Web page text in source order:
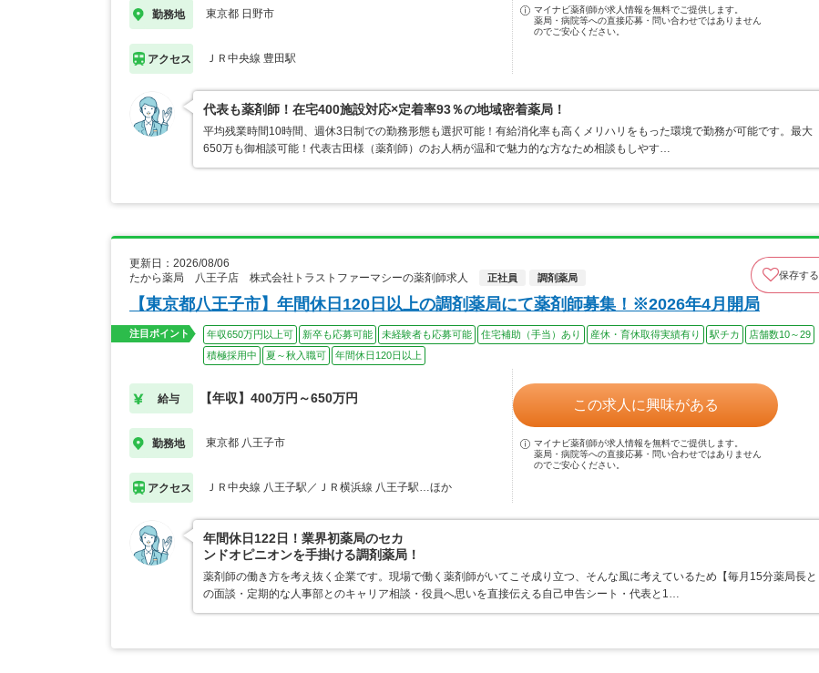
勤務地 東京都 日野市
アクセス ＪＲ中央線 豊田駅
マイナビ薬剤師が求人情報を無料でご提供します。
薬局・病院等への直接応募・問い合わせではありません
のでご安心ください。
代表も薬剤師！在宅400施設対応×定着率93％の地域密着薬局！
平均残業時間10時間、週休3日制での勤務形態も選択可能！有給消化率も高くメリハリをもった環境で勤務が可能です。最大
650万も御相談可能！代表古田様（薬剤師）のお人柄が温和で魅力的な方なため相談もしやす…
更新日：2026/08/06
たから薬局 八王子店 株式会社トラストファーマシーの薬剤師求人
正社員 調剤薬局 保存する
【東京都八王子市】年間休日120日以上の調剤薬局にて薬剤師募集！※2026年4月開局
注目ポイント 年収650万円以上可 新卒も応募可能 未経験者も応募可能 住宅補助（手当）あり 産休・育休取得実績有り 駅チカ
店舗数10～29
積極採用中
夏～秋入職可 年間休日120日以上
給与 【年収】400万円～650万円
勤務地 東京都 八王子市
アクセス ＪＲ中央線 八王子駅／ＪＲ横浜線 八王子駅…ほか
この求人に興味がある
マイナビ薬剤師が求人情報を無料でご提供します。
薬局・病院等への直接応募・問い合わせではありません
のでご安心ください。
年間休日122日！業界初薬局のセカ
ンドオピニオンを手掛ける調剤薬局！
薬剤師の働き方を考え抜く企業です。現場で働く薬剤師がいてこそ成り立つ、そんな風に考えているため【毎月15分薬局長と
の面談・定期的な人事部とのキャリア相談・役員へ思いを直接伝える自己申告シート・代表と1…